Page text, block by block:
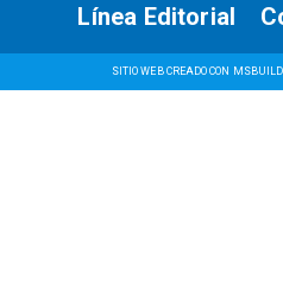
SITIO WEB CREADO CON
Línea Editorial